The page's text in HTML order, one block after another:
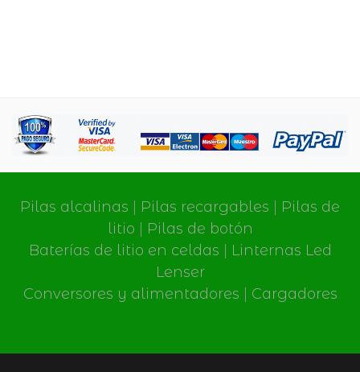
Pilas alcalinas Pilas recargables
Pilas de
litio
Pilas de botón
Baterías de litio en celdas
Linternas Led
Lenser
Conversores y alimentadores
Cargadores